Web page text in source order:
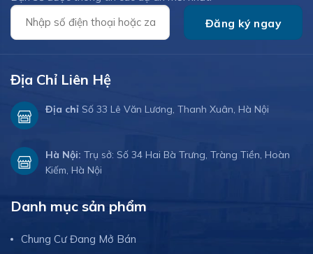
Địa Chỉ Liên Hệ
Địa chỉ Số 33 Lê Văn Lương, Thanh Xuân, Hà Nội
Hà Nội: Trụ sở: Số 34 Hai Bà Trưng, Tràng Tiền, Hoàn
Kiếm, Hà Nội
Danh mục sản phẩm
Chung Cư Đang Mở Bán